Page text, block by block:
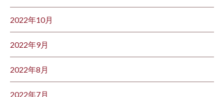
2022年10月
2022年9月
2022年8月
2022年7月